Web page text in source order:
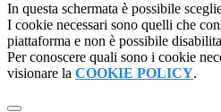
In questa schermata è possibile
I cookie necessari sono quelli che
piattaforma e non è possibile
Per conoscere quali sono i cookie
visionare la COOKIE POLICY.